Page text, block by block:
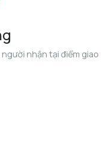
nhận tại điểm giao